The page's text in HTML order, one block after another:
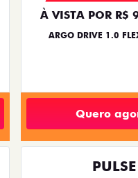
À VISTA POR R$
ARGO DRIVE 1.0
Quero
PULSE